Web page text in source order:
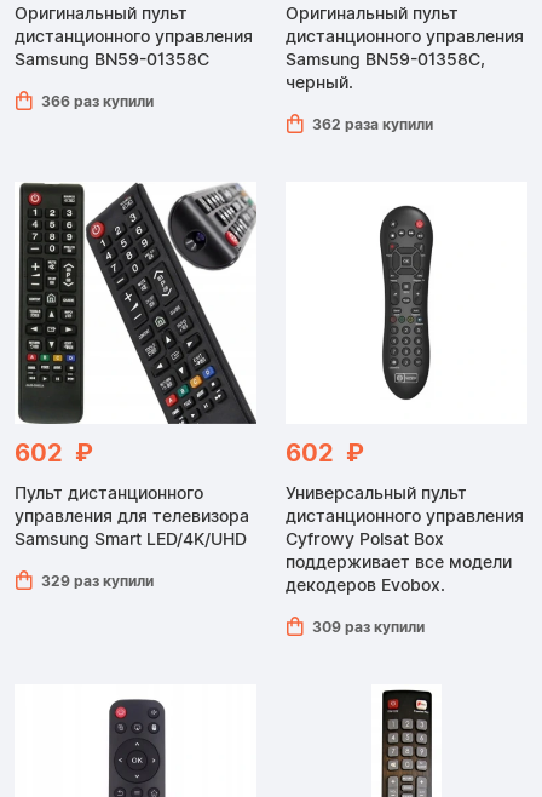
Оригинальный пульт
дистанционного управления
Samsung BN59-01358C
366 раз купили
Оригинальный пульт
дистанционного управления
Samsung BN59-01358C,
черный.
362 раза купили
602 ₽
Пульт дистанционного
управления для телевизора
Samsung Smart LED/4K/UHD
329 раз купили
602 ₽
Универсальный пульт
дистанционного управления
Cyfrowy Polsat Box
поддерживает все модели
декодеров Evobox.
309 раз купили